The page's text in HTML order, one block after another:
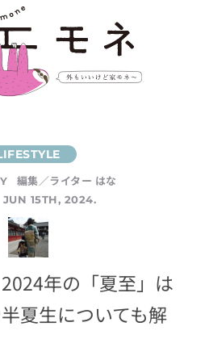
編集／ライター はな
JUN 15TH, 2024.
2024年の「夏至」は
夏生についても解